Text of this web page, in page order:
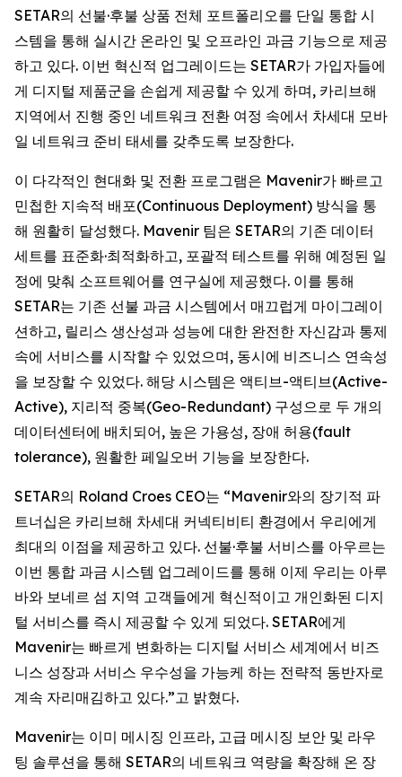
SETAR의 선불·후불 상품 전체 포트폴리오를 단일 통합 시
스템을 통해 실시간 온라인 및 오프라인 과금 기능으로 제공
하고 있다. 이번 혁신적 업그레이드는 SETAR가 가입자들에
게 디지털 제품군을 손쉽게 제공할 수 있게 하며, 카리브해
지역에서 진행 중인 네트워크 전환 여정 속에서 차세대 모바
일 네트워크 준비 태세를 갖추도록 보장한다.
이 다각적인 현대화 및 전환 프로그램은 Mavenir가 빠르고
민첩한 지속적 배포(Continuous Deployment) 방식을 통
해 원활히 달성했다. Mavenir 팀은 SETAR의 기존 데이터
세트를 표준화·최적화하고, 포괄적 테스트를 위해 예정된 일
정에 맞춰 소프트웨어를 연구실에 제공했다. 이를 통해
SETAR는 기존 선불 과금 시스템에서 매끄럽게 마이그레이
션하고, 릴리스 생산성과 성능에 대한 완전한 자신감과 통제
속에 서비스를 시작할 수 있었으며, 동시에 비즈니스 연속성
을 보장할 수 있었다. 해당 시스템은 액티브-액티브(Active-
Active), 지리적 중복(Geo-Redundant) 구성으로 두 개의
데이터센터에 배치되어, 높은 가용성, 장애 허용(fault
tolerance), 원활한 페일오버 기능을 보장한다.
SETAR의 Roland Croes CEO는 “Mavenir와의 장기적 파
트너십은 카리브해 차세대 커넥티비티 환경에서 우리에게
최대의 이점을 제공하고 있다. 선불·후불 서비스를 아우르는
이번 통합 과금 시스템 업그레이드를 통해 이제 우리는 아루
바와 보네르 섬 지역 고객들에게 혁신적이고 개인화된 디지
털 서비스를 즉시 제공할 수 있게 되었다. SETAR에게
Mavenir는 빠르게 변화하는 디지털 서비스 세계에서 비즈
니스 성장과 서비스 우수성을 가능케 하는 전략적 동반자로
계속 자리매김하고 있다.”고 밝혔다.
Mavenir는 이미 메시징 인프라, 고급 메시징 보안 및 라우
팅 솔루션을 통해 SETAR의 네트워크 역량을 확장해 온 장